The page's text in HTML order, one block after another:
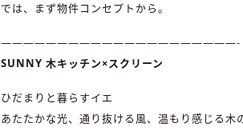
では、まず物件コンセプトから。
—————————————————————-
SUNNY 木キッチン×スクリーン
ひだまりと暮らすイエ
あたたかな光、通り抜ける風、温もり感じる木